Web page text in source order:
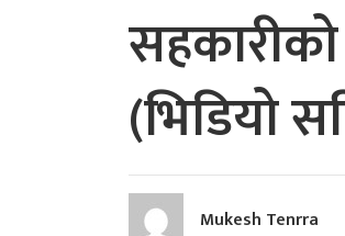
(भिडियो
Mukesh Tenrra